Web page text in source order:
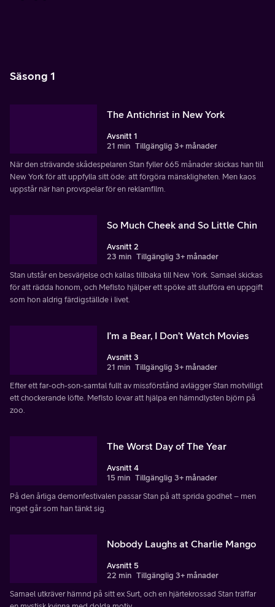
Säsong 1
The Antichrist in New York
Avsnitt 1
21 min Tillgänglig 3+ månader
När den strävande skådespelaren Stan fyller 665 månader skickas han till
New York för att uppfylla sitt öde: att förgöra mänskligheten. Men kaos
uppstår när han provspelar för en reklamfilm.
So Much Cheek and So Little Chin
Avsnitt 2
23 min Tillgänglig 3+ månader
Stan utstår en besvärjelse och kallas tillbaka till New York. Samael skickas
för att rädda honom, och Mefisto hjälper ett spöke att slutföra en uppgift
som hon aldrig färdigställde i livet.
I’m a Bear, I Don’t Watch Movies
Avsnitt 3
21 min Tillgänglig 3+ månader
Efter ett far-och-son-samtal fullt av missförstånd avlägger Stan motvilligt
ett chockerande löfte. Mefisto lovar att hjälpa en hämndlysten björn på
zoo.
The Worst Day of The Year
Avsnitt 4
15 min Tillgänglig 3+ månader
På den årliga demonfestivalen passar Stan på att sprida godhet – men
inget går som han tänkt sig.
Nobody Laughs at Charlie Mango
Avsnitt 5
22 min Tillgänglig 3+ månader
Samael utkräver hämnd på sitt ex Surt, och en hjärtekrossad Stan träffar